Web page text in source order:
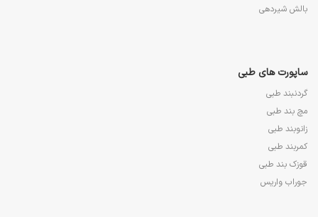
بالش شیردهی
ساپورت های طبی
گردنبند طبی
مچ بند طبی
زانوبند طبی
کمربند طبی
قوزک بند طبی
جوراب واریس